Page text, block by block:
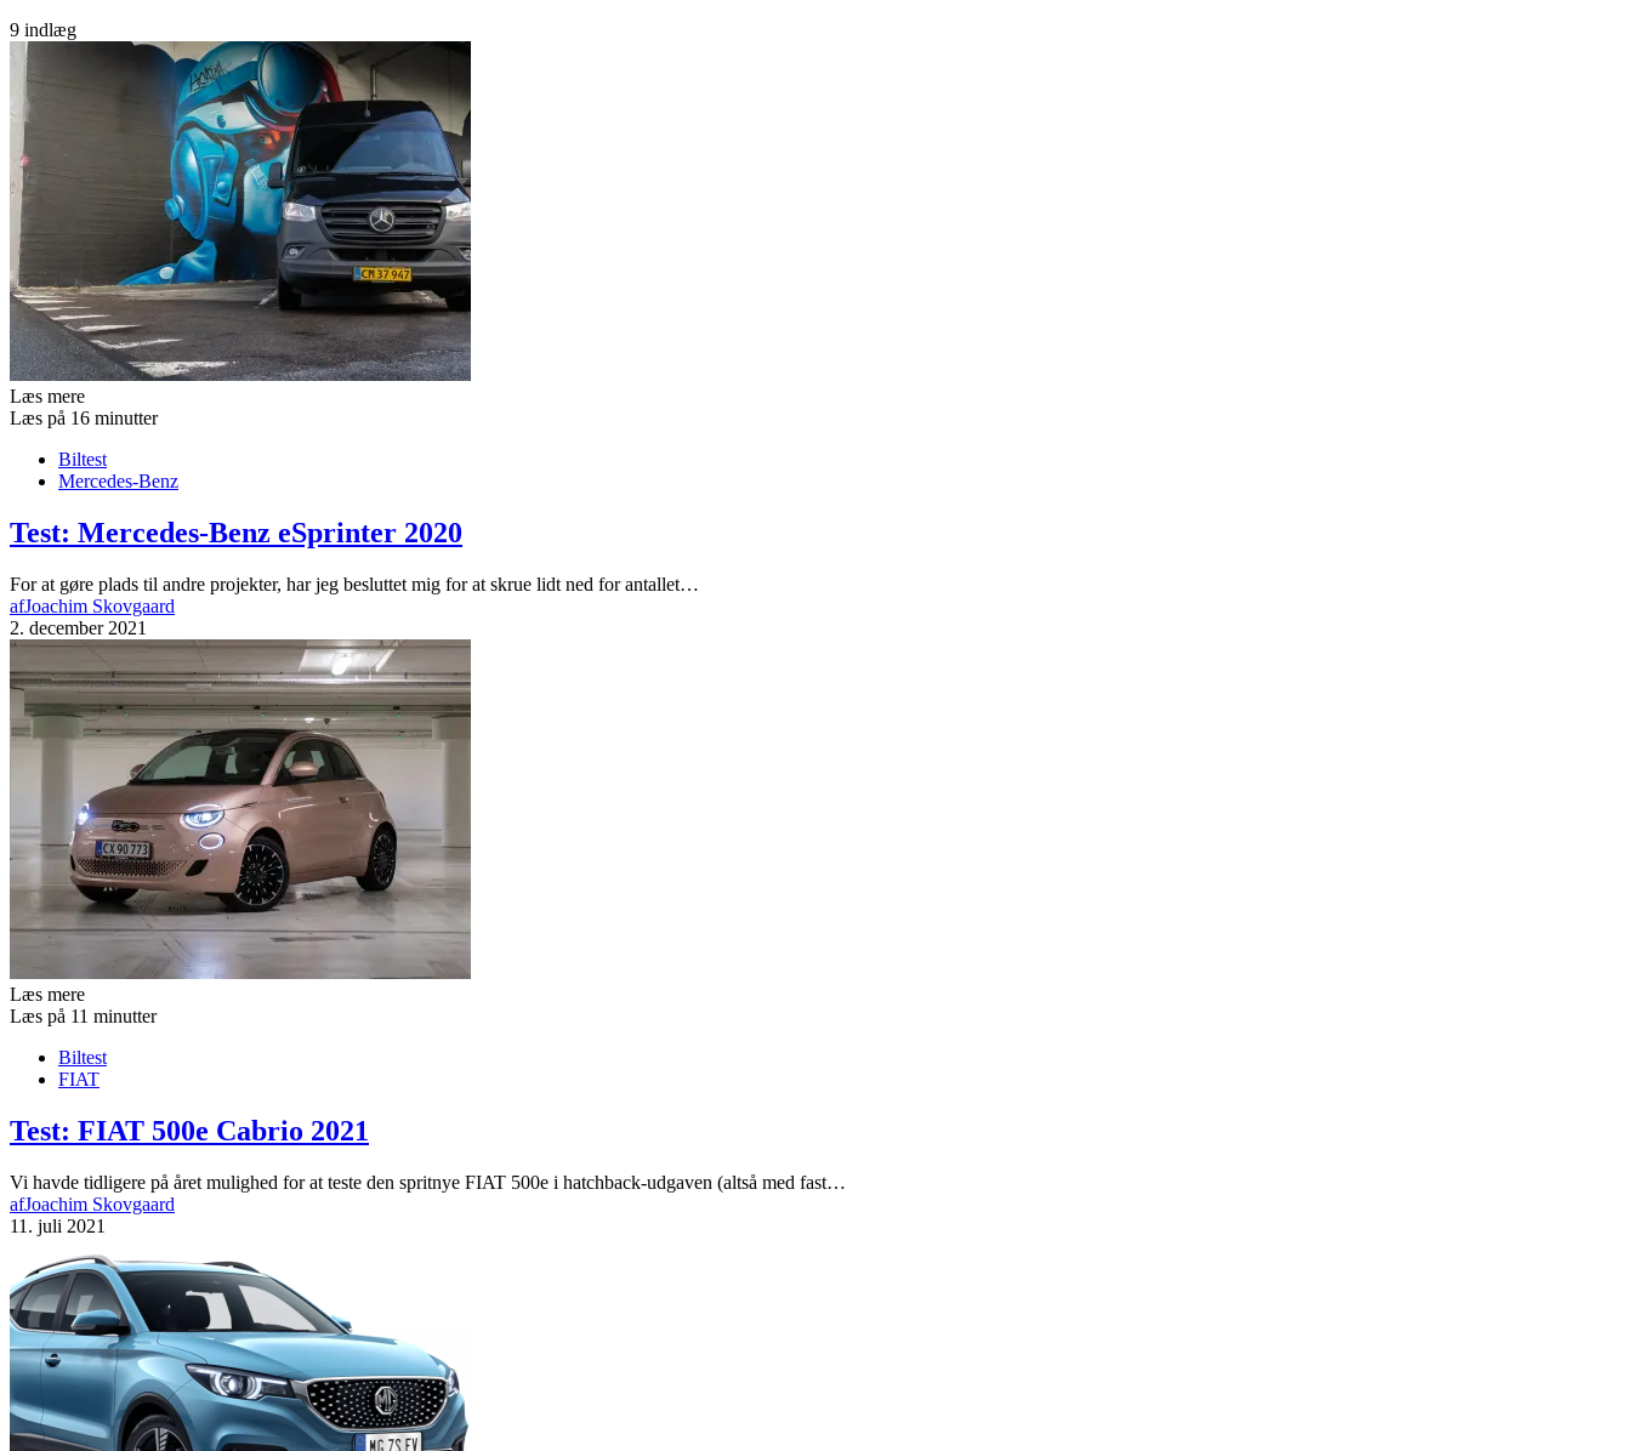
9 indlæg
Læs mere
Læs på 16 minutter
Biltest
Mercedes-Benz
Test: Mercedes-Benz eSprinter 2020
For at gøre plads til andre projekter, har jeg besluttet mig for at skrue lidt ned for antallet…
afJoachim Skovgaard
2. december 2021
Læs mere
Læs på 11 minutter
Biltest
FIAT
Test: FIAT 500e Cabrio 2021
Vi havde tidligere på året mulighed for at teste den spritnye FIAT 500e i hatchback-udgaven (altså med fast…
afJoachim Skovgaard
11. juli 2021